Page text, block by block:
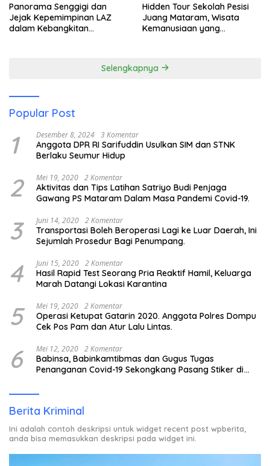
Panorama Senggigi dan
Jejak Kepemimpinan LAZ
dalam Kebangkitan
Hidden Tour Sekolah Pesisi
Juang Mataram, Wisata
Kemanusiaan yang
Selengkapnya
Popular Post
1 Desember 8, 2024 3 Komentar
Anggota DPR RI Sarifuddin Usulkan SIM dan STNK
Berlaku Seumur Hidup
2 Mei 19, 2020 2 Komentar
Aktivitas dan Tips Latihan Satriyo Budi Penjaga
Gawang PS Mataram Dalam Masa Pandemi Covid-19.
3 Juni 14, 2020 2 Komentar
Transportasi Boleh Beroperasi Lagi ke Luar Daerah, Ini
Sejumlah Prosedur Bagi Penumpang.
4 Juni 15, 2020 2 Komentar
Hasil Rapid Test Seorang Pria Reaktif Hamil, Keluarga
Marah Datangi Lokasi Karantina
5 Mei 19, 2020 2 Komentar
Operasi Ketupat Gatarin 2020. Anggota Polres Dompu
Cek Pos Pam dan Atur Lalu Lintas.
6 Mei 12, 2020 2 Komentar
Babinsa, Babinkamtibmas dan Gugus Tugas
Penanganan Covid-19 Sekongkang Pasang Stiker di
Berita Kriminal
Ini adalah contoh deskripsi untuk widget recent post wpberita,
anda bisa memasukkan deskripsi pada widget ini.